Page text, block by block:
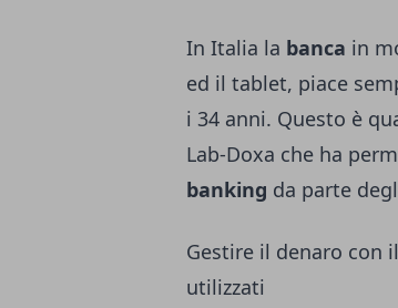
In Italia la banca in
ed il tablet, piace
i 34 anni. Questo è
Lab-Doxa che ha
banking da parte
Gestire il denaro con
utilizzati